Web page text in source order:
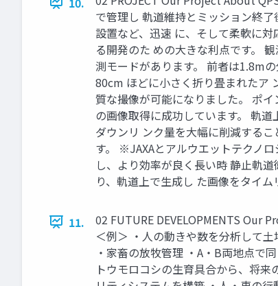
で管理し 軌道維持とミッション終
設置など、迅速 に、そして柔軟に
る開発のた めの大きな利点です。
測モードがあります。 前者は1.8m
80cm ほどに小さく折り畳まれたア
質な撮像が可能になりました。 ポ
の画像取得に成功しています。 軌
ダウンリ ンク量を大幅に削減する
す。 ※JAXAとアルウエットテクノ
し、より効率が良く長い時 静止軌
り、軌道上で生成し た画像をタイ
11.
02 FUTURE DEVELOPMENTS Our
＜例＞ ・人の動きや数を分析して
・家畜の放牧管理 ・A・B両地点で
トウモロコシの生育具合から、将